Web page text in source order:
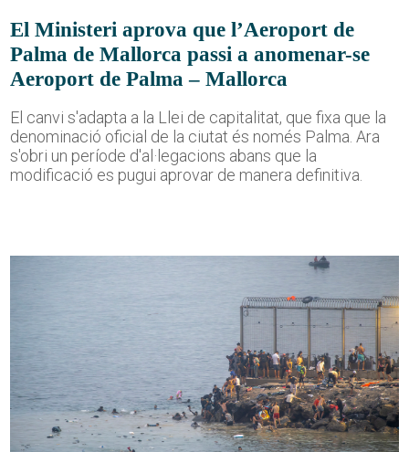
El Ministeri aprova que l’Aeroport de
Palma de Mallorca passi a anomenar-se
Aeroport de Palma – Mallorca
El canvi s'adapta a la Llei de capitalitat, que fixa que la
denominació oficial de la ciutat és només Palma. Ara
s'obri un període d'al·legacions abans que la
modificació es pugui aprovar de manera definitiva.